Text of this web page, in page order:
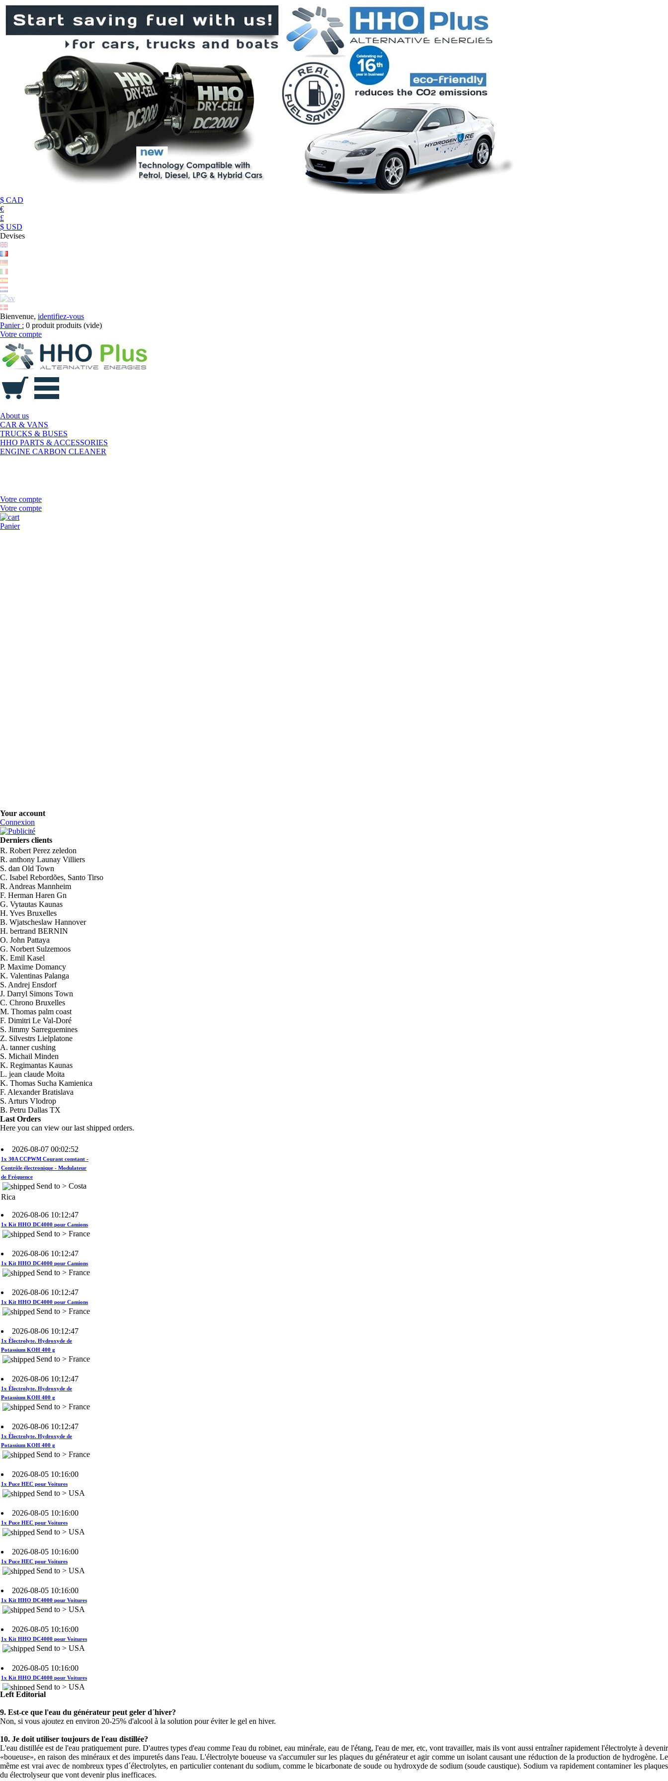
$ CAD
€
£
$ USD
Devises
Bienvenue, identifiez-vous
Panier : 0 produit produits (vide)
Votre compte
About us
CAR & VANS
TRUCKS & BUSES
HHO PARTS & ACCESSORIES
ENGINE CARBON CLEANER
Votre compte
Votre compte
Panier
Your account
Connexion
Derniers clients
R. Robert Perez zeledon
R. anthony Launay Villiers
S. dan Old Town
C. Isabel Rebordões, Santo Tirso
R. Andreas Mannheim
F. Herman Haren Gn
G. Vytautas Kaunas
H. Yves Bruxelles
B. Wjatscheslaw Hannover
H. bertrand BERNIN
O. John Pattaya
G. Norbert Sulzemoos
K. Emil Kasel
P. Maxime Domancy
K. Valentinas Palanga
S. Andrej Ensdorf
J. Darryl Simons Town
C. Chrono Bruxelles
M. Thomas palm coast
F. Dimitri Le Val-Doré
S. Jimmy Sarreguemines
Z. Silvestrs Lielplatone
A. tanner cushing
S. Michail Minden
K. Regimantas Kaunas
L. jean claude Moita
K. Thomas Sucha Kamienica
F. Alexander Bratislava
S. Arturs Vlodrop
B. Petru Dallas TX
Last Orders
Here you can view our last shipped orders.
2026-08-07 00:02:52
1x Kit HHO DC2000 pour Voitures
Send to > Costa
Rica
2026-08-07 00:02:52
Contrôle électronique - Modulateur
de Fréquence
Send to > Costa
Rica
2026-08-06 10:12:47
Send to > France
2026-08-06 10:12:47
Send to > France
2026-08-06 10:12:47
Send to > France
2026-08-06 10:12:47
Potassium KOH 400 g
Send to > France
2026-08-06 10:12:47
Potassium KOH 400 g
Send to > France
2026-08-06 10:12:47
Potassium KOH 400 g
Send to > France
2026-08-05 10:16:00
Send to > USA
2026-08-05 10:16:00
Send to > USA
2026-08-05 10:16:00
Send to > USA
2026-08-05 10:16:00
Send to > USA
2026-08-05 10:16:00
Send to > USA
2026-08-05 10:16:00
Send to > USA
2026-08-04 09:13:36
d'eau
Send to >
2026-08-04 09:13:36
1x Système de contrôle du niveau
d'eau
Send to >
Left Editorial
9. Est-ce que l'eau du générateur peut geler d´hiver?
Non, si vous ajoutez en environ 20-25% d'alcool à la solution pour éviter le gel en hiver.
10. Je doit utiliser toujours de l'eau distillée?
L'eau distillée est de l'eau pratiquement pure. D'autres types d'eau comme l'eau du robinet, eau minérale, eau de l'étang, l'eau de mer, etc, vont travailler, mais ils vont aussi entraîner rapidement l'électrolyte à devenir
«boueuse», en raison des minéraux et des impuretés dans l'eau. L'électrolyte boueuse va s'accumuler sur les plaques du générateur et agir comme un isolant causant une réduction de la production de hydrogène. Le
même est vrai avec de nombreux types d´électrolytes, en particulier contenant du sodium, comme le bicarbonate de soude ou hydroxyde de sodium (soude caustique). Sodium va rapidement contaminer les plaques
du électrolyseur que vont devenir plus inefficaces.